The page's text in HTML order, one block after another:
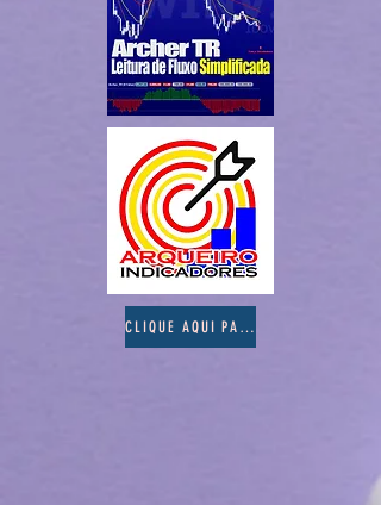
CLIQUE AQUI PARA VISITAR A ÁREA DE ASSINATURAS